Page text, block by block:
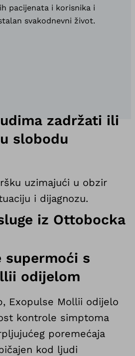
pacijenata i korisnika i
svakodnevni život.
zadržati ili
slobodu
uzimajući u obzir
i dijagnozu.
iz Ottobocka
supermoći s
odijelom
Exopulse Mollii odijelo
kontrole simptoma
poremećaja
kod ljudi